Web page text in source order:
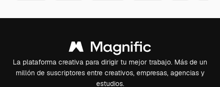
La plataforma creativa para dirigir tu mejor trabajo. Más de un
millón de suscriptores entre creativos, empresas, agencias y
estudios.